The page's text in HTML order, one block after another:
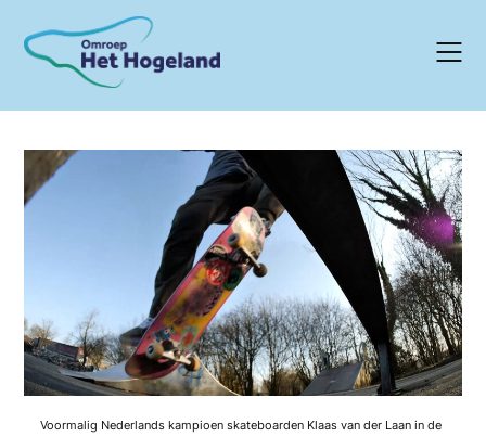
content
Voormalig Nederlands kampioen skateboarden Klaas van der Laan in de